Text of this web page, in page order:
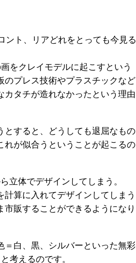
ト、リアどれをとっても今見る
をクレイモデルに起こすという
のプレス技術やプラスチックなど
タチが造れなかったという理由
とすると、どうしても退屈なもの
れが似合うということが起こるの
立体でデザインしてしまう。
算に入れてデザインしてしまう
販することができるようになり
＝白、黒、シルバーといった無彩
考えるのです。